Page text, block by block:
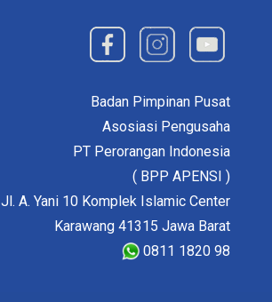
Badan Pimpinan Pusat
Asosiasi Pengusaha
PT Perorangan Indonesia
( BPP APENSI )
Jl. A. Yani 10 Komplek Islamic Center
Karawang 41315 Jawa Barat
0811 1820 98